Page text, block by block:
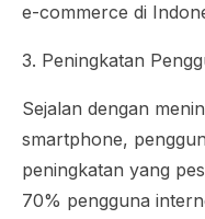
e-commerce di
3. Peningkatan
Sejalan dengan
smartphone,
peningkatan yang
70% pengguna